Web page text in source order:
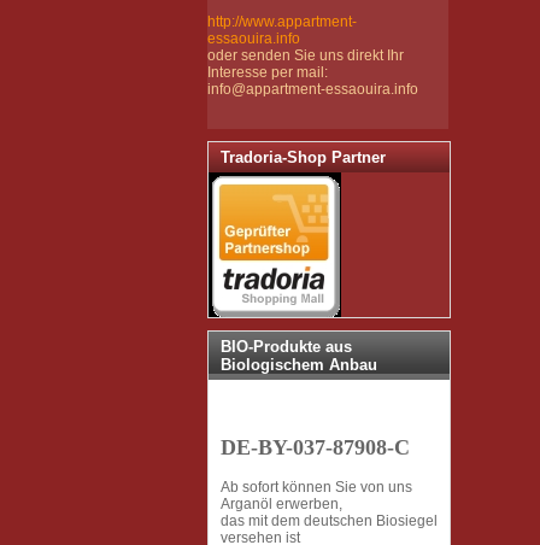
http://www.appartment-
essaouira.info
oder senden Sie uns direkt Ihr
Interesse per mail:
info@appartment-essaouira.info
Tradoria-Shop Partner
BIO-Produkte aus
Biologischem Anbau
DE-BY-037-87908-C
Ab sofort können Sie von uns
Arganöl erwerben,
das mit dem deutschen Biosiegel
versehen ist